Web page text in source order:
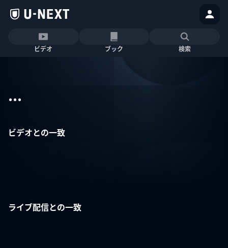
ビデオ ブック 検索
...
ビデオとの一致
ライブ配信との一致